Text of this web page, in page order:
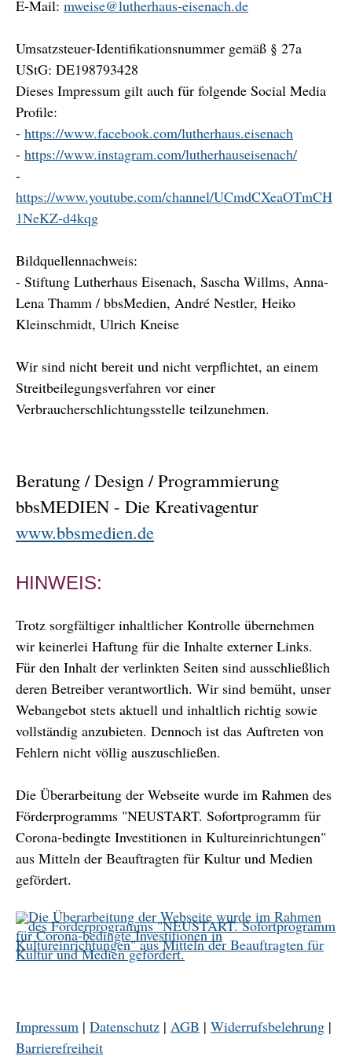
E-Mail: mweise@lutherhaus-eisenach.de
Umsatzsteuer-Identifikationsnummer gemäß § 27a
UStG: DE198793428
Dieses Impressum gilt auch für folgende Social Media
Profile:
- https://www.facebook.com/lutherhaus.eisenach
- https://www.instagram.com/lutherhauseisenach/
-
https://www.youtube.com/channel/UCmdCXeaOTmCH
1NeKZ-d4kqg
Bildquellennachweis:
- Stiftung Lutherhaus Eisenach, Sascha Willms, Anna-
Lena Thamm / bbsMedien, André Nestler, Heiko
Kleinschmidt, Ulrich Kneise
Wir sind nicht bereit und nicht verpflichtet, an einem
Streitbeilegungsverfahren vor einer
Verbraucherschlichtungsstelle teilzunehmen.
Beratung / Design / Programmierung
bbsMEDIEN - Die Kreativagentur
www.bbsmedien.de
HINWEIS:
Trotz sorgfältiger inhaltlicher Kontrolle übernehmen
wir keinerlei Haftung für die Inhalte externer Links.
Für den Inhalt der verlinkten Seiten sind ausschließlich
deren Betreiber verantwortlich. Wir sind bemüht, unser
Webangebot stets aktuell und inhaltlich richtig sowie
vollständig anzubieten. Dennoch ist das Auftreten von
Fehlern nicht völlig auszuschließen.
Die Überarbeitung der Webseite wurde im Rahmen des
Förderprogramms "NEUSTART. Sofortprogramm für
Corona-bedingte Investitionen in Kultureinrichtungen"
aus Mitteln der Beauftragten für Kultur und Medien
gefördert.
Impressum | Datenschutz | AGB | Widerrufsbelehrung |
Barrierefreiheit